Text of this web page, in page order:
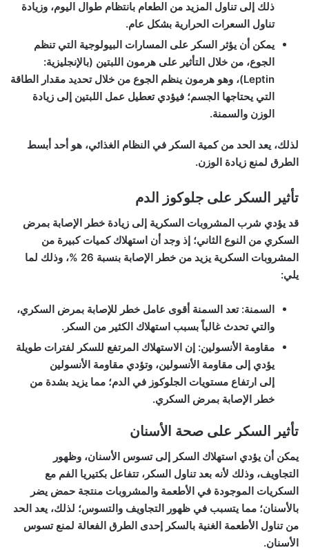
ذلك إلى تناول المزيد من الطعام بانتظام طوال اليوم، وزيادة
تناول السعرات الحرارية بشكل عام.
يمكن أن يؤثر السكر على المسارات البيولوجية التي تنظم
الجوع، من خلال التأثير على هرمون اللبتين (بالإنجليزية:
Leptin)، وهو هرمون ينظم الجوع من خلال تحديد مقدار الطاقة
التي يحتاجها الجسم؛ فيؤدي تعطيل عمل اللبتين إلى زيادة
الوزن والسمنة.
لذلك، يعد الحد من كمية السكر في النظام الغذائي، هو أحد أبسط
الطرق لمنع زيادة الوزن.
تأثير السكر على جلوكوز الدم
قد يؤدي شرب المشروبات السكرية إلى زيادة خطر الإصابة بمرض
السكري من النوع الثاني؛ إذ وجد أن استهلاك كميات كبيرة من
المشروبات السكرية يزيد من خطر الإصابة بنسبة 26 %، وذلك لما
يلي:
السمنة: تعد السمنة أقوى عامل خطر للإصابة بمرض السكري،
والتي تحدث غالباً بسبب استهلاك الكثير من السكر.
مقاومة الأنسولين: إن الاستهلاك المرتفع للسكر لفترات طويلة
يؤدي إلى مقاومة الأنسولين، وتؤدي مقاومة الأنسولين
إلى ارتفاع مستويات الجلوكوز في الدم؛ مما يزيد بشدة من
خطر الإصابة بمرض السكري.
تأثير السكر على صحة الأسنان
يمكن أن يؤدي استهلاك السكر إلى تسوس الأسنان، وظهور
التجاويف، وذلك لأنه بعد تناول السكر، تتفاعل بكتيريا الفم مع
السكريات الموجودة في الأطعمة والمشروبات منتجة حمض يضر
بالأسنان؛ مما يتسبب في ظهور التجاويف والتسوس؛ لذلك، يعد الحد
من تناول الأطعمة الغنية بالسكر إحدى الطرق الفعالة لمنع تسوس
الأسنان.